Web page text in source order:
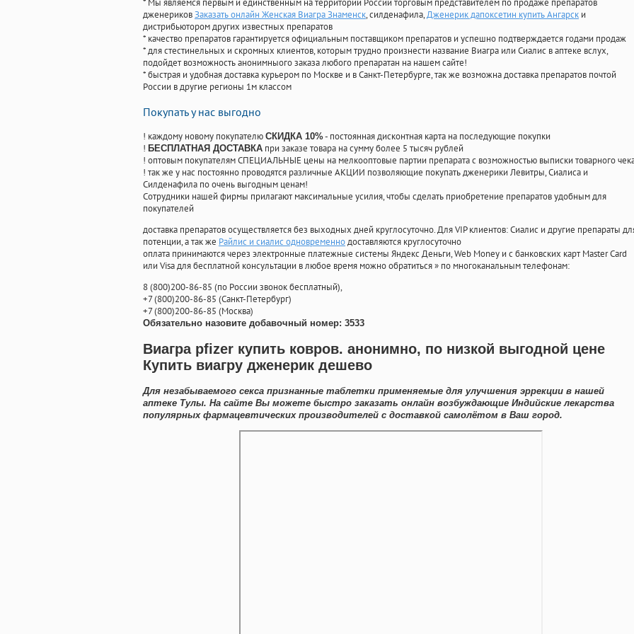
* Мы являемся первым и единственным на территории России торговым представителем по продаже препаратов
дженериковЗаказать онлайн Женская Виагра Знаменск, силденафила,Дженерик дапоксетин купить Ангарск и
дистрибьютором других известных препаратов
* качество препаратов гарантируется официальным поставщиком препаратов и успешно подтверждается годами продаж
* для стестинельных и скромных клиентов, которым трудно произнести название Виагра или Сиалис в аптеке вслух,
подойдет возможность анонимныого заказа любого препаратан на нашем сайте!
* быстрая и удобная доставка курьером по Москве и в Санкт-Петербурге, так же возможна доставка препаратов почтой
России в другие регионы 1м классом
Покупать у нас выгодно
! каждому новому покупателю СКИДКА 10%- постоянная дисконтная карта на последующие покупки
! БЕСПЛАТНАЯ ДОСТАВКА при заказе товара на сумму более 5 тысяч рублей
! оптовым покупателям СПЕЦИАЛЬНЫЕ цены на мелкооптовые партии препарата с возможностью выписки товарного
! так же у нас постоянно проводятся различные АКЦИИ позволяющие покупать дженерики Левитры, Сиалиса и
Силденафила по очень выгодным ценам!
Cотрудники нашей фирмы прилагают максимальные усилия, чтобы сделать приобретение препаратов удобным для
покупателей
доставка препаратов осуществляется без выходных дней круглосуточно. Для VIP клиентов: Сиалис и другие препараты
потенции, а так же Райлис и сиалис одновременнодоставляются круглосуточно
оплата принимаются через электронные платежные системы Яндекс Деньги, Web Money и с банковских карт Master Card
или Visa для бесплатной консультации в любое время можно обратиться» по многоканальным телефонам:
8(800)200-86-85 (по России звонок бесплатный),
+7(800)200-86-85 (Санкт-Петербург)
+7(800)200-86-85 (Москва)
Обязательно назовите добавочный номер: 3533
Виагра pfizer купить ковров. анонимно, по низкой выгодной цене
Купить виагру дженерик дешево
Для незабываемого секса признанные таблетки применяемые для улучшения эррекции в нашей
аптеке Тулы. На сайте Вы можете быстро заказать онлайн возбуждающие Индийские лекарства
популярных фармацевтических производителей с доставкой самолётом в Ваш город.